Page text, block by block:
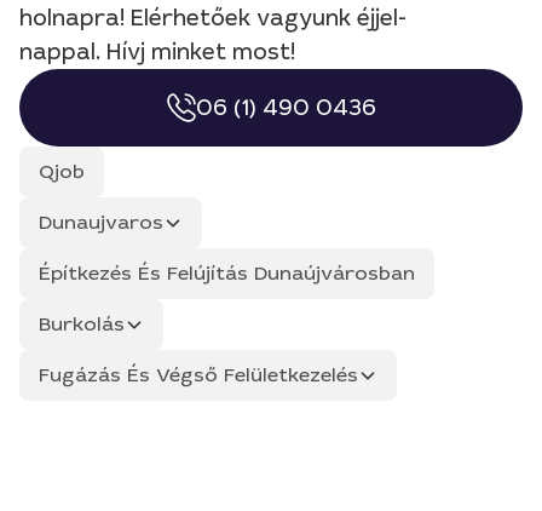
holnapra! Elérhetőek vagyunk éjjel-
nappal. Hívj minket most!
06 (1) 490 0436
Qjob
Dunaujvaros
Építkezés És Felújítás Dunaújvárosban
Burkolás
Fugázás És Végső Felületkezelés